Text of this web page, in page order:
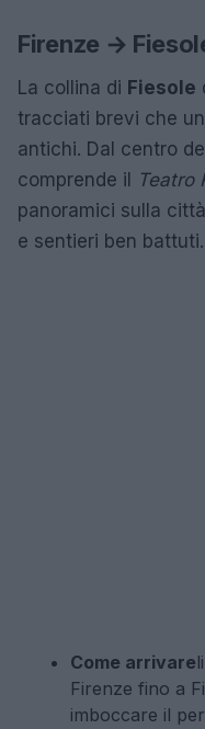
Firenze →
La collina di Fiesole
tracciati brevi che
antichi. Dal centro
comprende il
Teatro
panoramici sulla
e sentieri ben battuti.
Come arrivare
Firenze fino a
imboccare il